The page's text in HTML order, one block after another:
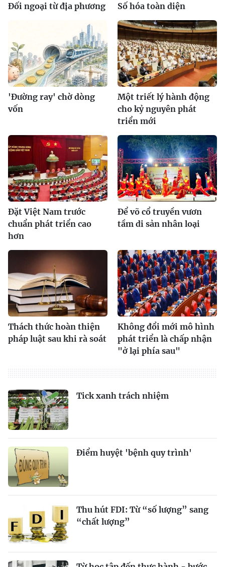
Đối ngoại từ địa phương Số hóa toàn diện
'Đường ray' chờ dòng
vốn
Một triết lý hành động
cho kỷ nguyên phát
triển mới
Đặt Việt Nam trước
chuẩn phát triển cao
hơn
Để võ cổ truyền vươn
tầm di sản nhân loại
Thách thức hoàn thiện
pháp luật sau khi rà soát
Không đổi mới mô hình
phát triển là chấp nhận
"ở lại phía sau"
Tick xanh trách nhiệm
Điểm huyệt 'bệnh quy trình'
Thu hút FDI: Từ “số lượng” sang
“chất lượng”